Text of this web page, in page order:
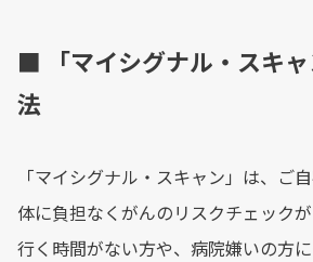
■ 「マイシグナル・スキ
法
「マイシグナル・スキャン」は、ご
体に負担なくがんのリスクチェック
行く時間がない方や、病院嫌いの方